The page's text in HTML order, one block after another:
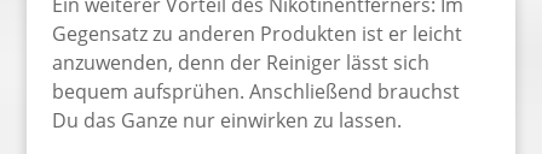
Gegensatz zu anderen Produkten ist er leicht
anzuwenden, denn der Reiniger lässt sich
bequem aufsprühen. Anschließend brauchst
Du das Ganze nur einwirken zu lassen.